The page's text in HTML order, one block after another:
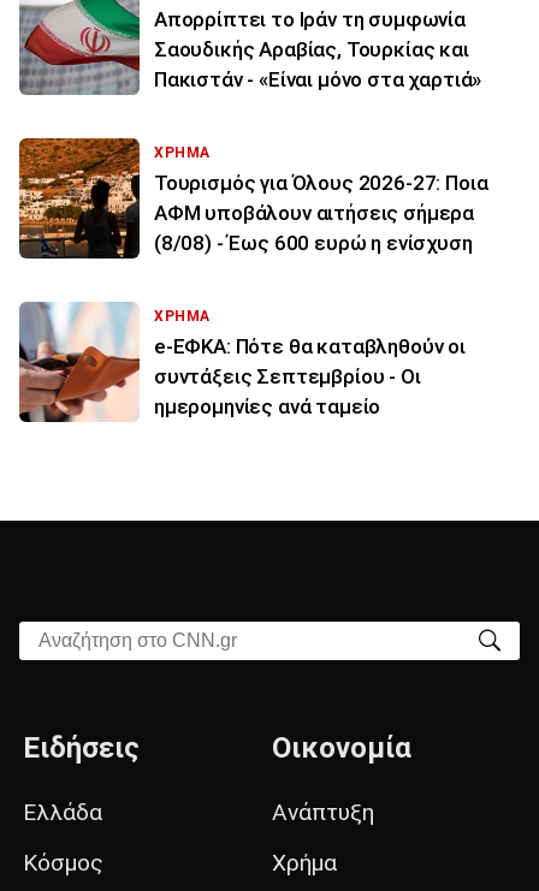
Απορρίπτει το Ιράν τη συμφωνία
Σαουδικής Αραβίας, Τουρκίας και
Πακιστάν - «Είναι μόνο στα χαρτιά»
ΧΡΗΜΑ
Τουρισμός για Όλους 2026-27: Ποια
ΑΦΜ υποβάλουν αιτήσεις σήμερα
(8/08) - Έως 600 ευρώ η ενίσχυση
ΧΡΗΜΑ
e-ΕΦΚΑ: Πότε θα καταβληθούν οι
συντάξεις Σεπτεμβρίου - Οι
ημερομηνίες ανά ταμείο
Αναζήτηση στο CNN.gr
Ειδήσεις
Ελλάδα
Κόσμος
Οικονομία
Ανάπτυξη
Χρήμα